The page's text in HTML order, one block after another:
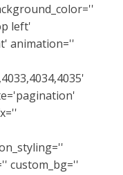
left'
animation=''
custom_bg=''